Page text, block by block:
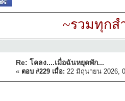
~รวมทุกส
Re: โคลง....เมื่อฉันหยุดพัก...
« ตอบ #229 เมื่อ: 22 มิถุนายน 2026,